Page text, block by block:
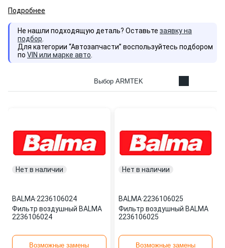
Подробнее
Не нашли подходящую деталь? Оставьте заявку на
подбор
Для категории “Автозапчасти” воспользуйтесь подбором
по VIN или марке авто
Выбор ARMTEK
Нет в наличии
BALMA·2236106024
Фильтр воздушный BALMA
2236106024
Возможные замены
Нет в наличии
BALMA·2236106025
Фильтр воздушный BALMA
2236106025
Возможные замены